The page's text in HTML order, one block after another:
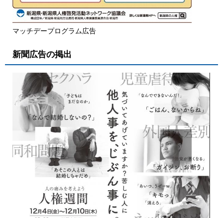
マッチデープログラム広告
新聞広告の掲出